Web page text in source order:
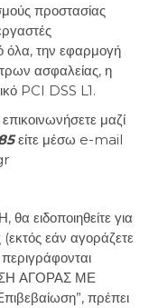
προστασίας
την εφαρμογή
ασφαλείας, η
PCI DSS L1.
μαζί
είτε μέσω e-mail
ειδοποιηθείτε για
εάν αγοράζετε
ΑΓΟΡΑΣ ΜΕ
πρέπει